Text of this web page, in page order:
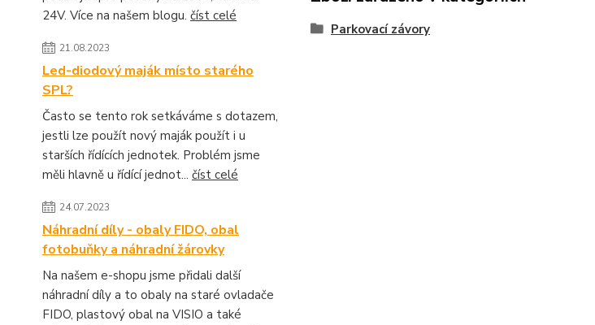
24V. Více na našem blogu. číst celé
21.08.2023
Led-diodový maják místo starého
SPL?
Často se tento rok setkáváme s dotazem,
jestli lze použít nový maják použít i u
starších řídících jednotek. Problém jsme
měli hlavně u řídící jednot... číst celé
24.07.2023
Náhradní díly - obaly FIDO, obal
fotobuňky a náhradní žárovky
Na našem e-shopu jsme přidali další
náhradní díly a to obaly na staré ovladače
FIDO, plastový obal na VISIO a také
Parkovací závory